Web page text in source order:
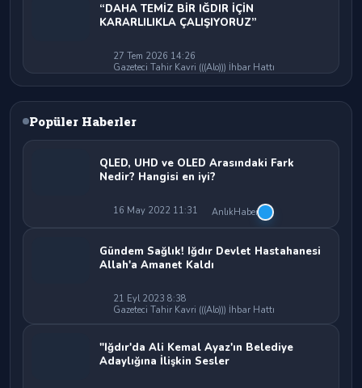
“DAHA TEMİZ BİR IĞDIR İÇİN
KARARLILIKLA ÇALIŞIYORUZ”
27 Tem 2026 14:26
Gazeteci Tahir Kavri (((Alo))) İhbar Hattı
Popüler Haberler
QLED, UHD ve OLED Arasındaki Fark
Nedir? Hangisi en iyi?
16 May 2022 11:31 AnlıkHaber
Gündem Sağlık! Iğdır Devlet Hastahanesi
Allah'a Amanet Kaldı
21 Eyl 2023 8:38
Gazeteci Tahir Kavri (((Alo))) İhbar Hattı
"Iğdır'da Ali Kemal Ayaz'ın Belediye
Adaylığına İlişkin Sesler